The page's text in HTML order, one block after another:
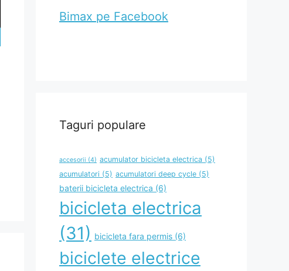
Bimax pe Facebook
Taguri populare
accesorii (4) acumulator bicicleta electrica (5)
acumulatori (5) acumulatori deep cycle (5)
baterii bicicleta electrica (6)
bicicleta electrica
(31) bicicleta fara permis (6)
biciclete electrice